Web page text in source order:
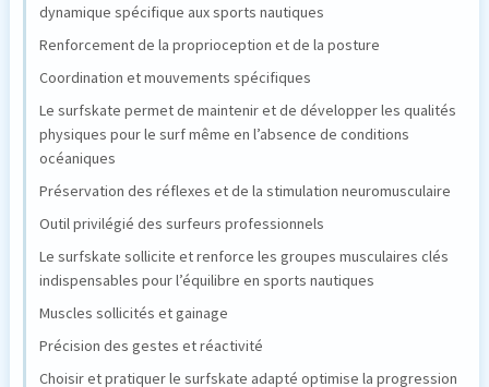
dynamique spécifique aux sports nautiques
Renforcement de la proprioception et de la posture
Coordination et mouvements spécifiques
Le surfskate permet de maintenir et de développer les qualités
physiques pour le surf même en l’absence de conditions
océaniques
Préservation des réflexes et de la stimulation neuromusculaire
Outil privilégié des surfeurs professionnels
Le surfskate sollicite et renforce les groupes musculaires clés
indispensables pour l’équilibre en sports nautiques
Muscles sollicités et gainage
Précision des gestes et réactivité
Choisir et pratiquer le surfskate adapté optimise la progression